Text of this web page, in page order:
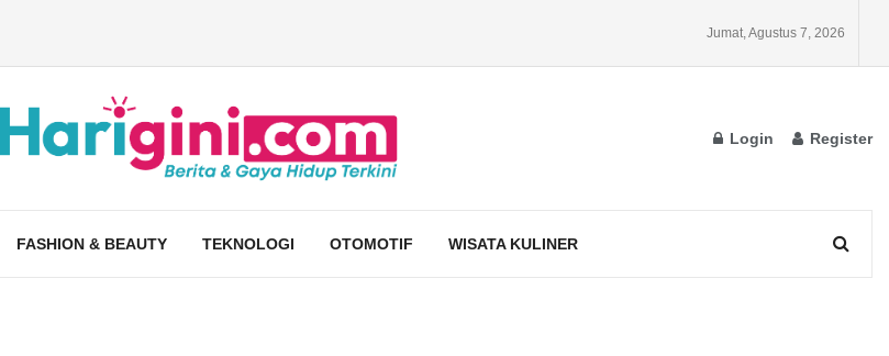
Jumat, Agustus 7, 2026
Login Register
FASHION & BEAUTY TEKNOLOGI OTOMOTIF WISATA KULINER